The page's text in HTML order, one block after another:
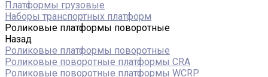
Платформы грузовые
Наборы транспортных платформ
Роликовые платформы поворотные
Назад
Роликовые платформы поворотные
Роликовые поворотные платформы CRA
Роликовые поворотные платформы WCRP